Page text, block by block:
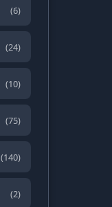
(6)
(24)
(10)
(75)
(140)
(2)